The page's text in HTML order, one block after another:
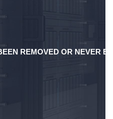
REMOVED OR NEVER